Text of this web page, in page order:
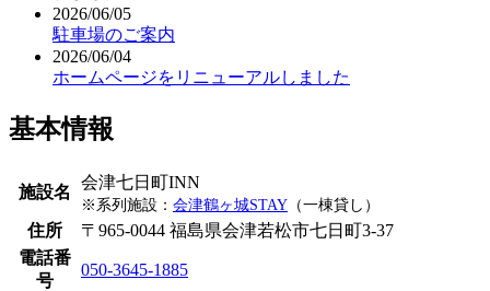
2026/06/05
駐車場のご案内
2026/06/04
ホームページをリニューアルしました
基本情報
施設名
会津七日町INN
※系列施設： 会津鶴ヶ城STAY （一棟貸し）
住所
〒965-0044 福島県会津若松市七日町3-37
電話番
号
050-3645-1885